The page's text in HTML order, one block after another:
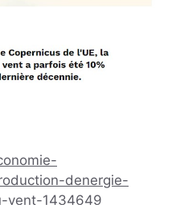
denergie-
vent-1434649